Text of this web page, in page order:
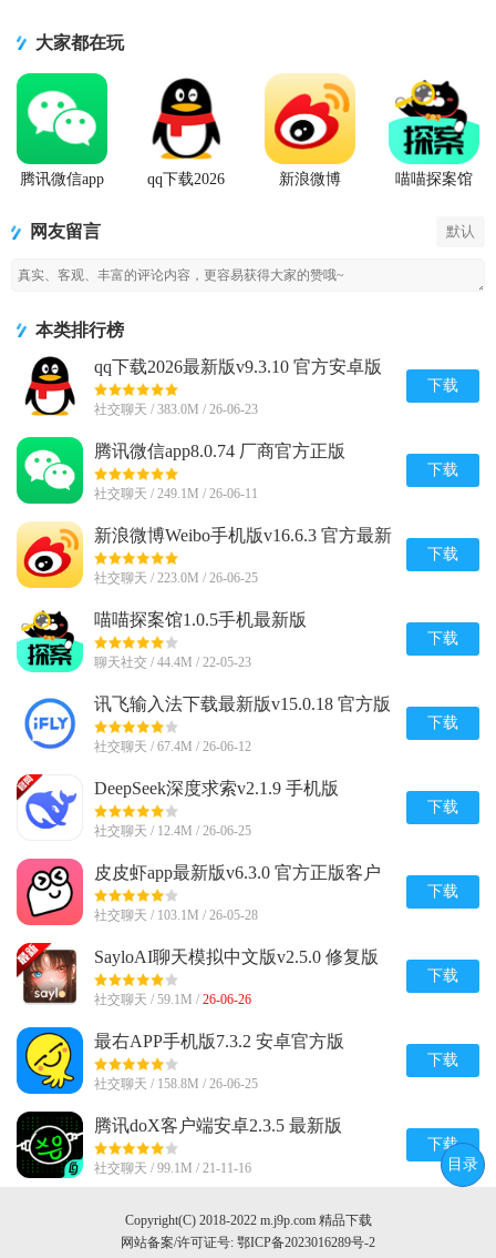
大家都在玩
腾讯微信app
qq下载2026
新浪微博
喵喵探案馆
网友留言 默认
本类排行榜
qq下载2026最新版v9.3.10 官方安卓版
社交聊天 / 383.0M / 26-06-23
下载
腾讯微信app8.0.74 厂商官方正版
社交聊天 / 249.1M / 26-06-11
下载
新浪微博Weibo手机版v16.6.3 官方最新
版
社交聊天 / 223.0M / 26-06-25
下载
喵喵探案馆1.0.5手机最新版
聊天社交 / 44.4M / 22-05-23
下载
讯飞输入法下载最新版v15.0.18 官方版
社交聊天 / 67.4M / 26-06-12
下载
DeepSeek深度求索v2.1.9 手机版
社交聊天 / 12.4M / 26-06-25
下载
皮皮虾app最新版v6.3.0 官方正版客户
端
社交聊天 / 103.1M / 26-05-28
下载
SayloAI聊天模拟中文版v2.5.0 修复版
社交聊天 / 59.1M / 26-06-26
下载
最右APP手机版7.3.2 安卓官方版
社交聊天 / 158.8M / 26-06-25
下载
腾讯doX客户端安卓2.3.5 最新版
社交聊天 / 99.1M / 21-11-16
下载
Copyright(C) 2018-2022 m.j9p.com 精品下载
网站备案/许可证号: 鄂ICP备2023016289号-2
目录